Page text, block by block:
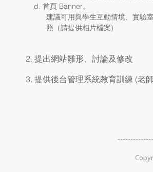
d. 首頁 Banner。
建議可用與學生互動情境、實驗
照（請提供相片檔案)
2. 提出網站雛形、討論及修改
3. 提供後台管理系統教育訓練 (老